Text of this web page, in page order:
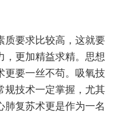
质要求比较高，这就要
，更加精益求精。思想
更要一丝不苟。吸氧技
规技术一定掌握，尤其
肺复苏术更是作为一名